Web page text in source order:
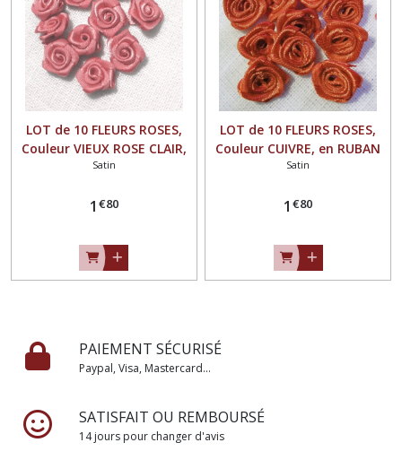
LOT de 10 FLEURS ROSES,
Couleur VIEUX ROSE CLAIR,
en RUBAN SATIN ** 15 mm
Satin
1 €80
LOT de 10 FLEURS ROSES,
Couleur CUIVRE, en RUBAN
SATIN ** 15 mm ** à
Satin
1 €80
PAIEMENT SÉCURISÉ
Paypal, Visa, Mastercard...
SATISFAIT OU REMBOURSÉ
14 jours pour changer d'avis